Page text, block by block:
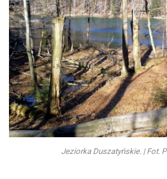
Jeziorka Duszatyńskie. | Fot.